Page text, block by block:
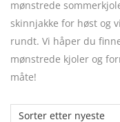
mønstrede
skinnjakke for høst og
rundt. Vi håper du
mønstrede kjoler og
måte!